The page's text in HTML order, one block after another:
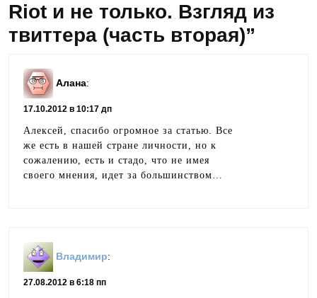
Riot и не только. Взгляд из
твиттера (часть вторая)”
Алана:
17.10.2012 в 10:17 дп
Алексей, спасибо огромное за статью. Все
же есть в нашей стране личности, но к
сожалению, есть и стадо, что не имея
своего мнения, идет за большинством…
Владимир:
27.08.2012 в 6:18 пп